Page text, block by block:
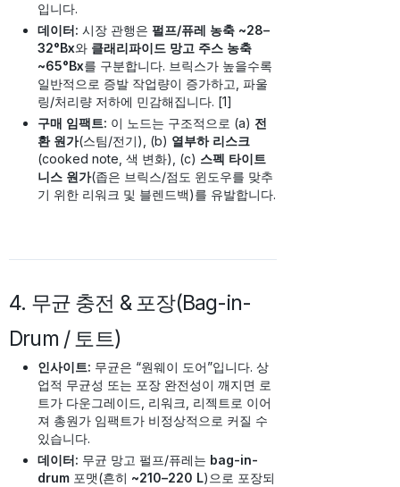
입니다.
데이터: 시장 관행은 펄프/퓨레 농축 ~28–
32°Bx와 클래리파이드 망고 주스 농축
~65°Bx를 구분합니다. 브릭스가 높을수록
일반적으로 증발 작업량이 증가하고, 파울
링/처리량 저하에 민감해집니다. [1]
구매 임팩트: 이 노드는 구조적으로 (a) 전
환 원가(스팀/전기), (b) 열부하 리스크
(cooked note, 색 변화), (c) 스펙 타이트
니스 원가(좁은 브릭스/점도 윈도우를 맞추
기 위한 리워크 및 블렌드백)를 유발합니다.
4. 무균 충전 & 포장(Bag-in-
Drum / 토트)
인사이트: 무균은 “원웨이 도어”입니다. 상
업적 무균성 또는 포장 완전성이 깨지면 로
트가 다운그레이드, 리워크, 리젝트로 이어
져 총원가 임팩트가 비정상적으로 커질 수
있습니다.
데이터: 무균 망고 펄프/퓨레는 bag-in-
drum 포맷(흔히 ~210–220 L)으로 포장되